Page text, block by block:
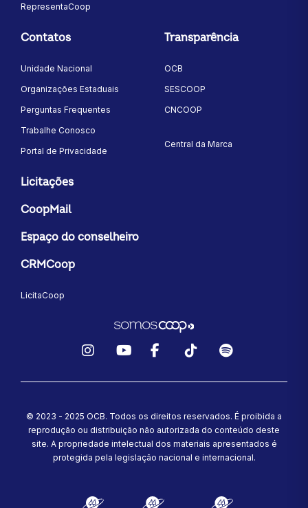
RepresentaCoop
Contatos
Unidade Nacional
Organizações Estaduais
Perguntas Frequentes
Trabalhe Conosco
Portal de Privacidade
Transparência
OCB
SESCOOP
CNCOOP
Central da Marca
Licitações
CoopMail
Espaço do conselheiro
CRMCoop
LicitaCoop
© 2023 - 2025 OCB. Todos os direitos reservados. É proibida a
reprodução ou distribuição não autorizada do conteúdo deste
site. A propriedade intelectual dos materiais apresentados é
protegida pela legislação nacional e internacional.